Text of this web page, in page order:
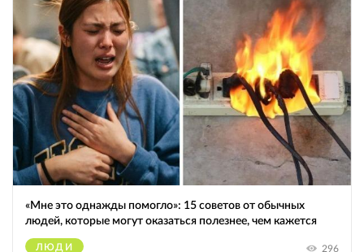
«Мне это однажды помогло»: 15 советов от обычных
людей, которые могут оказаться полезнее, чем кажется
ЛЮДИ 296